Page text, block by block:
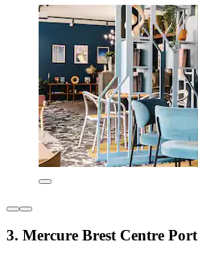
3. Mercure Brest Centre Port